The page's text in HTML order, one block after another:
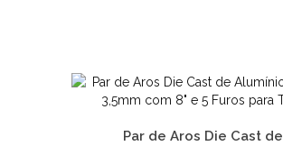
Par de Aros Die Cast de